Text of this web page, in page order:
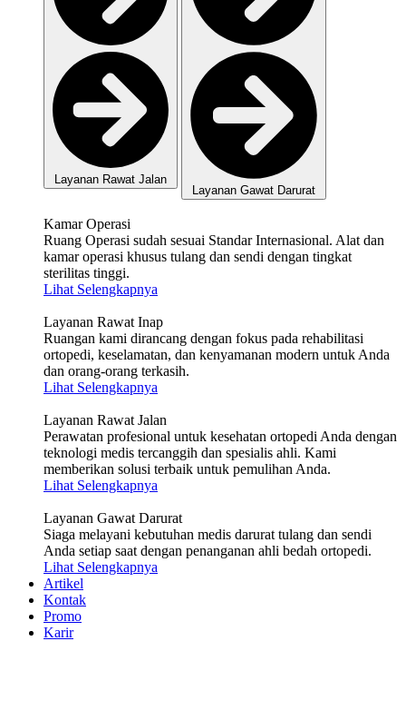
Layanan Rawat Jalan
Layanan Gawat Darurat
Kamar Operasi
Ruang Operasi sudah sesuai Standar Internasional. Alat dan
kamar operasi khusus tulang dan sendi dengan tingkat
sterilitas tinggi.
Lihat Selengkapnya
Layanan Rawat Inap
Ruangan kami dirancang dengan fokus pada rehabilitasi
ortopedi, keselamatan, dan kenyamanan modern untuk Anda
dan orang-orang terkasih.
Lihat Selengkapnya
Layanan Rawat Jalan
Perawatan profesional untuk kesehatan ortopedi Anda dengan
teknologi medis tercanggih dan spesialis ahli. Kami
memberikan solusi terbaik untuk pemulihan Anda.
Lihat Selengkapnya
Layanan Gawat Darurat
Siaga melayani kebutuhan medis darurat tulang dan sendi
Anda setiap saat dengan penanganan ahli bedah ortopedi.
Lihat Selengkapnya
Artikel
Kontak
Promo
Karir